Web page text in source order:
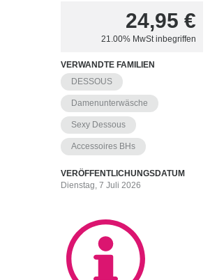
24,95 €
21.00% MwSt inbegriffen
VERWANDTE FAMILIEN
DESSOUS
Damenunterwäsche
Sexy Dessous
Accessoires BHs
VERÖFFENTLICHUNGSDATUM
Dienstag, 7 Juli 2026